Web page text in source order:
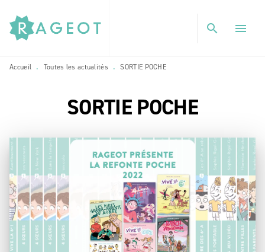
MENU RECHERCHE
PIED DE PAGE
search menu
Accueil • Toutes les actualités • SORTIE POCHE
SORTIE POCHE